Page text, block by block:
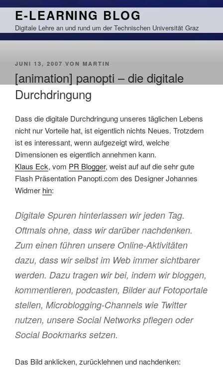
Zum
springen
E-LEARNING BLOG
Digitale Lehre an und rund um der Technischen Universität Graz
VERÖFFENTLICHT
JUNI 13, 2007 VON MARTIN
[animation] panopti – die digitale
Durchdringung
Dass die digitale Durchdringung unseres täglichen Lebens
nicht nur Vorteile hat, ist eigentlich nichts Neues. Trotzdem
ist es interessant, wenn aufgezeigt wird, welche
Dimensionen es eigentlich annehmen kann.
Klaus Eck, vom PR Blogger, weist auf auf die sehr gute
Flash Präsentation Panopti.com des Designer Johannes
Widmer hin:
Digitale Spuren hinterlassen wir jeden Tag.
Oftmals ohne, dass wir darüber nachdenken.
Zum einen führen unsere Online-Aktivitäten
dazu, dass wir selbst im Web immer sichtbarer
werden. Dazu tragen wir bei, indem wir bloggen,
kommentieren, podcasten, Bilder auf Fotoportale
stellen, Microblogging-Channels wie Twitter
nutzen, unsere Social Networks pflegen oder
Social Bookmarks setzen.
Das Bild anklicken, zurücklehnen und nachdenken: